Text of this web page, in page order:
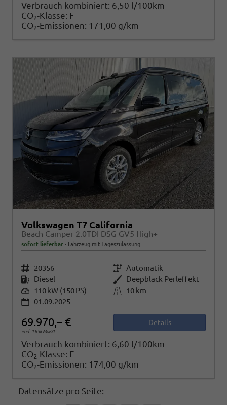
Verbrauch kombiniert: 6,50 l/100km
CO2-Klasse: F
CO2-Emissionen: 171,00 g/km
Volkswagen T7 California
Beach Camper 2.0TDI DSG GV5 High+
sofort lieferbar Fahrzeug mit Tageszulassung
Fahrzeugnr. 20356 Getriebe Automatik
Kraftstoff Diesel Außenfarbe Deepblack Perleffekt
Leistung 110 kW (150 PS) Kilometerstand
10 km
01.09.2025
69.970,– €
incl. 19% MwSt.
Details
Verbrauch kombiniert: 6,60 l/100km
CO2-Klasse: F
CO2-Emissionen: 174,00 g/km
Datensätze pro Seite: